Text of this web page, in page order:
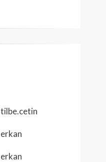
tilbe.cetin
erkan
erkan